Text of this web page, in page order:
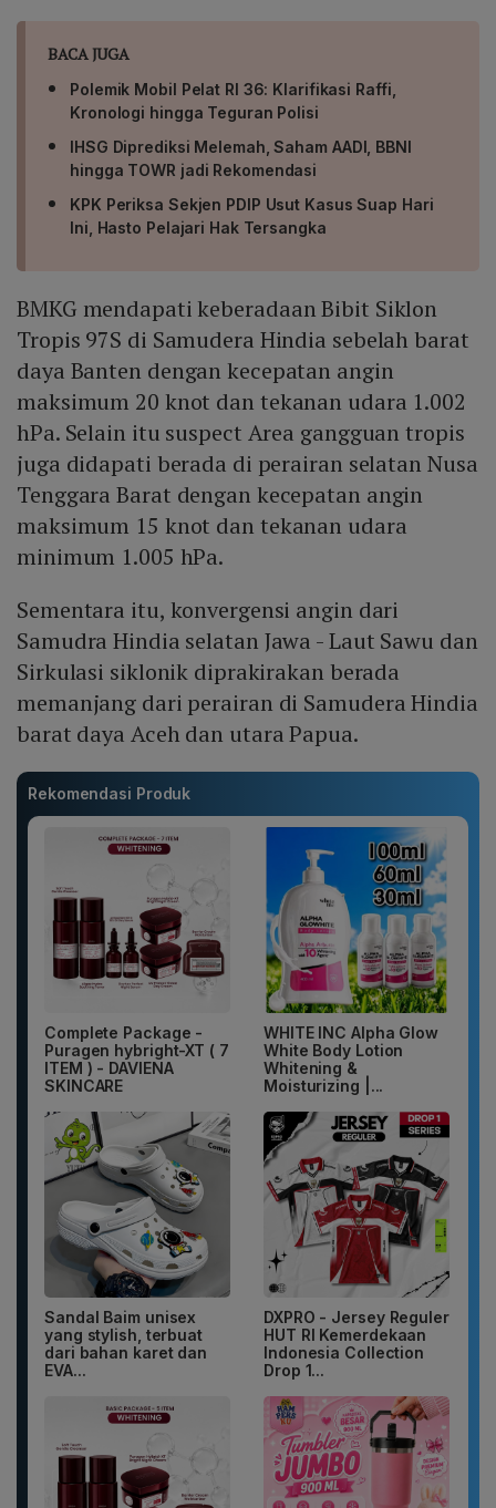
BACA JUGA
Polemik Mobil Pelat RI 36: Klarifikasi Raffi,
Kronologi hingga Teguran Polisi
IHSG Diprediksi Melemah, Saham AADI, BBNI
hingga TOWR jadi Rekomendasi
KPK Periksa Sekjen PDIP Usut Kasus Suap Hari
Ini, Hasto Pelajari Hak Tersangka
BMKG mendapati keberadaan Bibit Siklon
Tropis 97S di Samudera Hindia sebelah barat
daya Banten dengan kecepatan angin
maksimum 20 knot dan tekanan udara 1.002
hPa. Selain itu suspect Area gangguan tropis
juga didapati berada di perairan selatan Nusa
Tenggara Barat dengan kecepatan angin
maksimum 15 knot dan tekanan udara
minimum 1.005 hPa.
Sementara itu, konvergensi angin dari
Samudra Hindia selatan Jawa - Laut Sawu dan
Sirkulasi siklonik diprakirakan berada
memanjang dari perairan di Samudera Hindia
barat daya Aceh dan utara Papua.
Rekomendasi Produk
Complete Package -
Puragen hybright-XT ( 7
ITEM ) - DAVIENA
SKINCARE
WHITE INC Alpha Glow
White Body Lotion
Whitening &
Moisturizing |...
Sandal Baim unisex
yang stylish, terbuat
dari bahan karet dan
EVA...
DXPRO - Jersey Reguler
HUT RI Kemerdekaan
Indonesia Collection
Drop 1...